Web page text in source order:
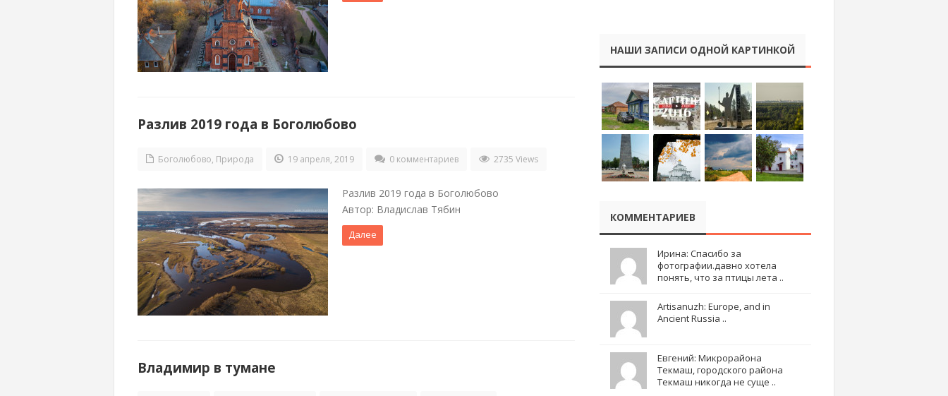
Разлив 2019 года в Боголюбово
Боголюбово, Природа 19 апреля, 2019 0 комментариев 2735 Views
Разлив 2019 года в Боголюбово
Автор: Владислав Тябин
Далее
Владимир в тумане
НАШИ ЗАПИСИ ОДНОЙ КАРТИНКОЙ
КОММЕНТАРИЕВ
Ирина: Спасибо за
фотографии.давно хотела
понять, что за птицы лета ..
Artisanuzh: Europe, and in
Ancient Russia ..
Евгений: Микрорайона
Текмаш, городского района
Текмаш никогда не суще ..